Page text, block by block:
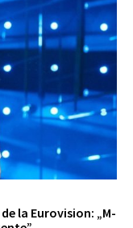
la Eurovision: „M-